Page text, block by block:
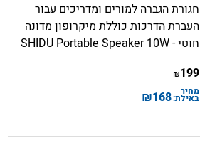
חגורת הגברה למורים ומדריכים עבור
העברת הדרכות כוללת מיקרופון מדונה
חוטי - SHIDU Portable Speaker 10W
199
₪
מחיר
באילת:168
₪